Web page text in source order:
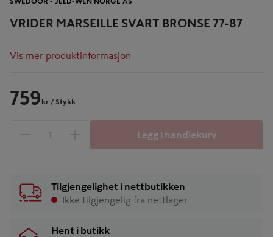
VRIDER MARSEILLE SVART BRONSE 77-87
Vis mer produktinformasjon
759 kr / Stykk
1 produkter
Legg i handlekurv
Tilgjengelighet i nettbutikken
Ikke tilgjengelig fra nettlager
Hent i butikk